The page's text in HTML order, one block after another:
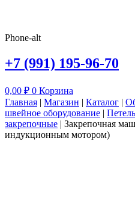
Phone-alt
+7 (991) 195-96-70
0,00 ₽ 0 Корзина
Главная | Магазин | Каталог |
швейное оборудование |
закрепочные | Закрепочная
индукционным мотором)